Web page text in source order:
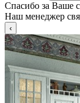
Спасибо за Ваше
Наш менеджер